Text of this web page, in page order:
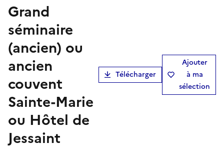
Grand
séminaire
(ancien) ou
ancien
couvent
Sainte-Marie
ou Hôtel de
Jessaint
Télécharger
Ajouter
à ma
sélection